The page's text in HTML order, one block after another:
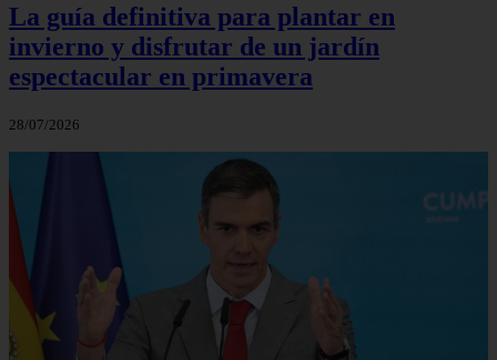
La guía definitiva para plantar en
invierno y disfrutar de un jardín
espectacular en primavera
28/07/2026